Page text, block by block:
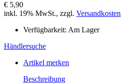
€ 5,90
inkl. 19% MwSt., zzgl. Versandkosten
Verfügbarkeit: Am Lager
Händlersuche
Artikel merken
Beschreibung